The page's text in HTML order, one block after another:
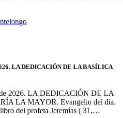
LA DEDICACIÓN DE LA BASÍLICA
de 2026. LA DEDICACIÓN DE LA
LA MAYOR. Evangelio del dia.
del profeta Jeremías ( 31,…